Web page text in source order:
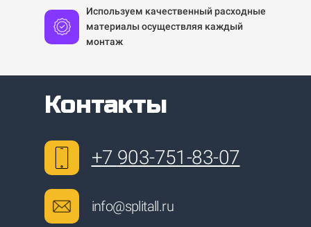
Используем качественный расходные
материалы осуществляя каждый
монтаж
+7 903-751-83-07
info@splitall.ru
Контакты